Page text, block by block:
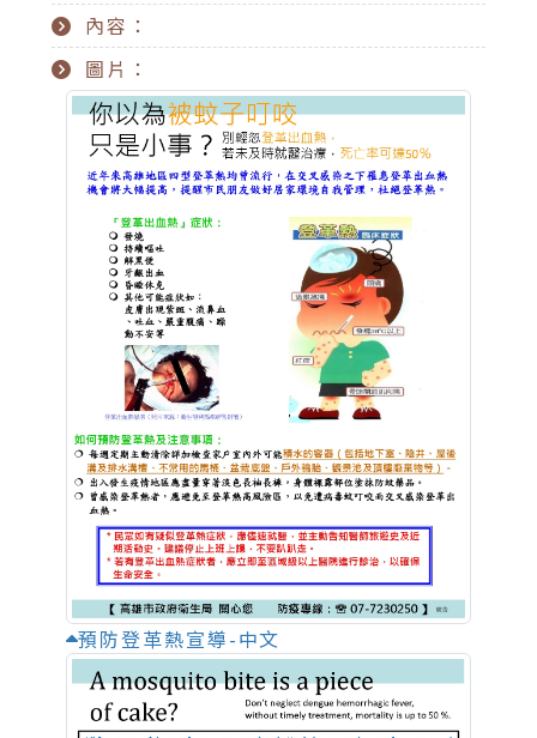
內容：
圖片：
預防登革熱宣導-中文